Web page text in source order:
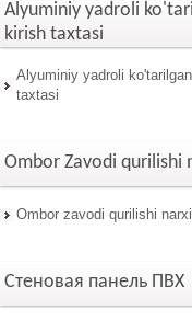
Alyuminiy yadroli
kirish taxtasi
Alyuminiy yadroli
taxtasi
Ombor Zavodi qurilishi
Ombor zavodi qurilishi narxi
Стеновая панель ПВХ